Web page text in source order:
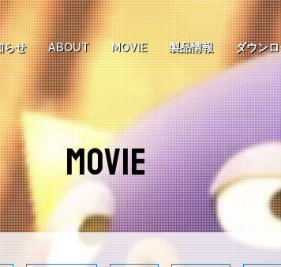
らせ ABOUT MOVIE 製品情報 ダウン
MOVIE